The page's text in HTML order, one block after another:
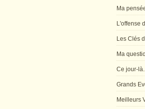
Ma
L'offense
Les Clés
Ma
Ce jour-
Grands
Meilleurs